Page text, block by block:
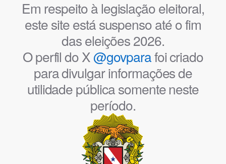
Em respeito à legislação eleitoral,
este site está suspenso até o fim
das eleições 2026.
O perfil do X@govparafoi criado
para divulgar informações de
utilidade pública somente neste
período.